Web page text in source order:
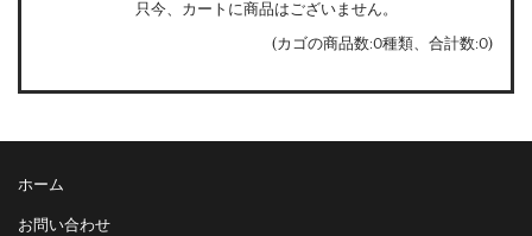
只今、カートに商品はございません。
(カゴの商品数:0種類、合計数:0)
ホーム
お問い合わせ